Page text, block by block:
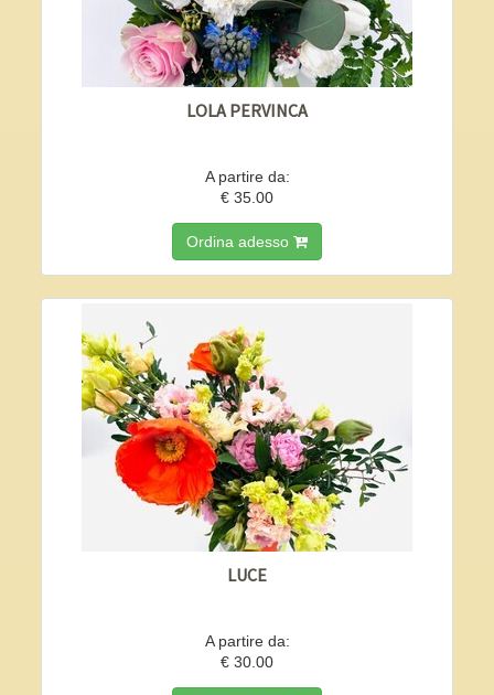
LOLA PERVINCA
A partire da:
€ 35.00
Ordina adesso
LUCE
A partire da:
€ 30.00